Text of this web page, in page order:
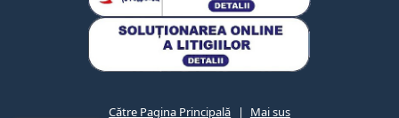
Către Pagina Principală Mai sus